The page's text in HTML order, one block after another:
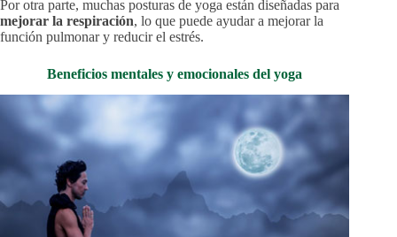
Por otra parte, muchas posturas de yoga están diseñadas para
mejorar la respiración, lo que puede ayudar a mejorar la
función pulmonar y reducir el estrés.
Beneficios mentales y emocionales del yoga